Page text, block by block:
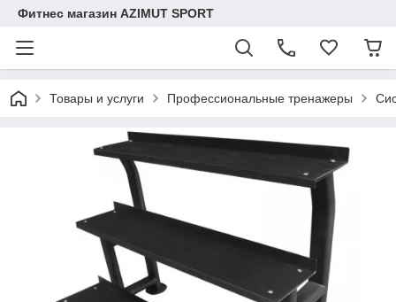
Фитнес магазин AZIMUT SPORT
Товары и услуги Профессиональные тренажеры